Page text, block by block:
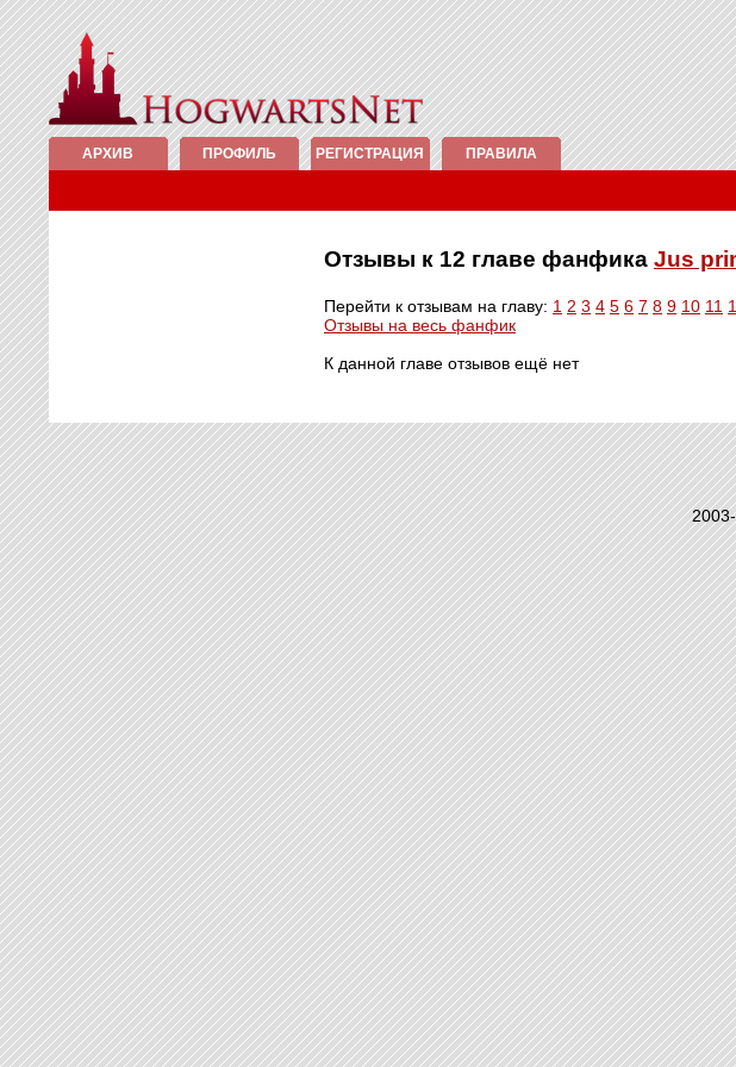
АРХИВ ПРОФИЛЬ РЕГИСТРАЦИЯ ПРАВИЛА
Отзывы к 12 главе фанфика Jus
Перейти к отзывам на главу: 1 2 3 4 5 6 7 8 9 10 11
Отзывы на весь фанфик
К данной главе отзывов ещё нет